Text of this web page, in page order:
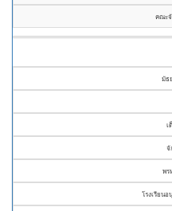
คณะจั
มัธ
เ
จั
พร
โรงเรียน